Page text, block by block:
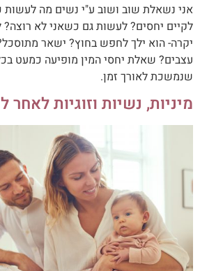
אני נשאלת שוב ושוב ע"י נשים מה
לקיים יחסים? לעשות גם כשאני לא
יקרה- הוא ילך לחפש בחוץ? ישאר
עצבים? שאלת יחסי המין מופיעה כמעט
שנמשכת לאורך זמן.
מיניות, נשיות וזוגיות לאחר